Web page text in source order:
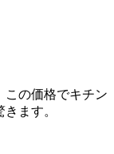
この価格でキチン
ます。